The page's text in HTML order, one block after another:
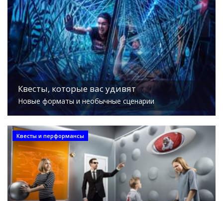
Квесты, которые вас удивят
Новые форматы и необычные сценарии
Квесты и перформансы